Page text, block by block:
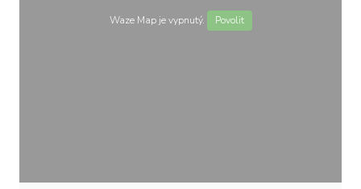
Waze Map je vypnutý. Povolit